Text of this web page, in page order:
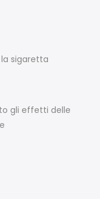
sigaretta
gli effetti delle